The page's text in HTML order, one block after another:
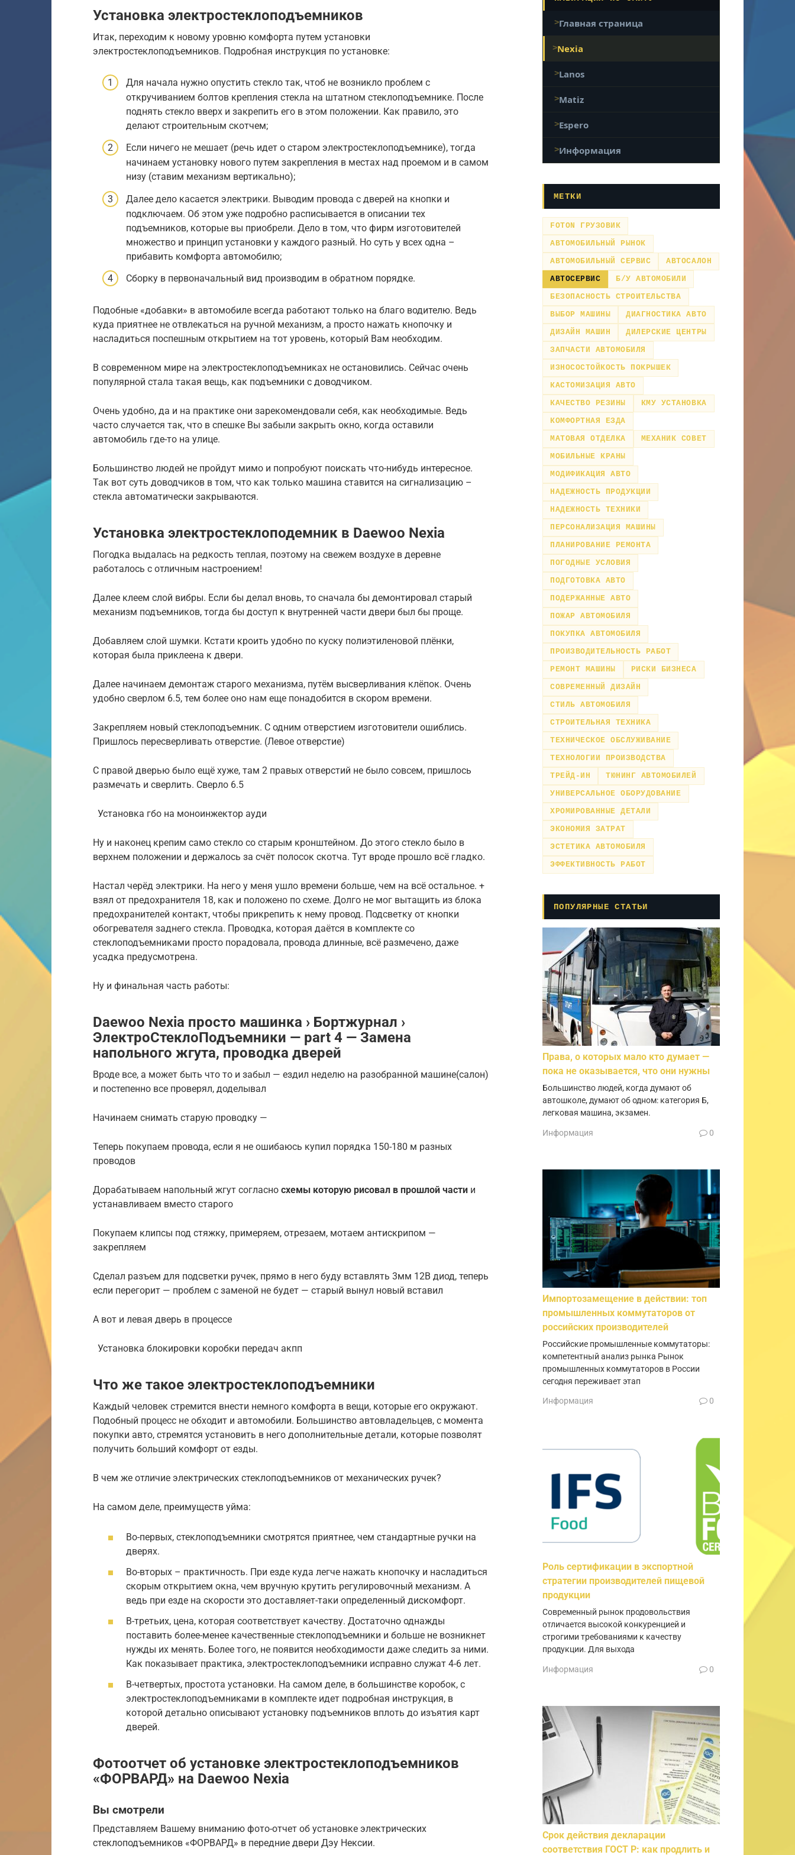
Установка электростеклоподъемников
Итак, переходим к новому уровню комфорта путем установки
электростеклоподъемников. Подробная инструкция по установке:
Для начала нужно опустить стекло так, чтоб не возникло проблем с
откручиванием болтов крепления стекла на штатном стеклоподъемнике. После
поднять стекло вверх и закрепить его в этом положении. Как правило, это
делают строительным скотчем;
Если ничего не мешает (речь идет о старом электростеклоподъемнике), тогда
начинаем установку нового путем закрепления в местах над проемом и в самом
низу (ставим механизм вертикально);
Далее дело касается электрики. Выводим провода с дверей на кнопки и
подключаем. Об этом уже подробно расписывается в описании тех
подъемников, которые вы приобрели. Дело в том, что фирм изготовителей
множество и принцип установки у каждого разный. Но суть у всех одна –
прибавить комфорта автомобилю;
Сборку в первоначальный вид производим в обратном порядке.
Подобные «добавки» в автомобиле всегда работают только на благо водителю. Ведь
куда приятнее не отвлекаться на ручной механизм, а просто нажать кнопочку и
насладиться поспешным открытием на тот уровень, который Вам необходим.
В современном мире на электростеклоподъемниках не остановились. Сейчас очень
популярной стала такая вещь, как подъемники с доводчиком.
Очень удобно, да и на практике они зарекомендовали себя, как необходимые. Ведь
часто случается так, что в спешке Вы забыли закрыть окно, когда оставили
автомобиль где-то на улице.
Большинство людей не пройдут мимо и попробуют поискать что-нибудь интересное.
Так вот суть доводчиков в том, что как только машина ставится на сигнализацию –
стекла автоматически закрываются.
Установка электростеклоподемник в Daewoo Nexia
Погодка выдалась на редкость теплая, поэтому на свежем воздухе в деревне
работалось с отличным настроением!
Далее клеем слой вибры. Если бы делал вновь, то сначала бы демонтировал старый
механизм подъемников, тогда бы доступ к внутренней части двери был бы проще.
Добавляем слой шумки. Кстати кроить удобно по куску полиэтиленовой плёнки,
которая была приклеена к двери.
Далее начинаем демонтаж старого механизма, путём высверливания клёпок. Очень
удобно сверлом 6.5, тем более оно нам еще понадобится в скором времени.
Закрепляем новый стеклоподъемник. С одним отверстием изготовители ошиблись.
Пришлось пересверливать отверстие. (Левое отверстие)
С правой дверью было ещё хуже, там 2 правых отверстий не было совсем, пришлось
размечать и сверлить. Сверло 6.5
Установка гбо на моноинжектор ауди
Ну и наконец крепим само стекло со старым кронштейном. До этого стекло было в
верхнем положении и держалось за счёт полосок скотча. Тут вроде прошло всё гладко.
Настал черёд электрики. На него у меня ушло времени больше, чем на всё остальное. +
взял от предохранителя 18, как и положено по схеме. Долго не мог вытащить из блока
предохранителей контакт, чтобы прикрепить к нему провод. Подсветку от кнопки
обогревателя заднего стекла. Проводка, которая даётся в комплекте со
стеклоподъемниками просто порадовала, провода длинные, всё размечено, даже
усадка предусмотрена.
Ну и финальная часть работы:
Daewoo Nexia просто машинка › Бортжурнал ›
ЭлектроСтеклоПодъемники — part 4 — Замена
напольного жгута, проводка дверей
Вроде все, а может быть что то и забыл — ездил неделю на разобранной машине(салон)
и постепенно все проверял, доделывал
Начинаем снимать старую проводку —
Теперь покупаем провода, если я не ошибаюсь купил порядка 150-180 м разных
проводов
Дорабатываем напольный жгут согласно схемы которую рисовал в прошлой части и
устанавливаем вместо старого
Покупаем клипсы под стяжку, примеряем, отрезаем, мотаем антискрипом —
закрепляем
Сделал разъем для подсветки ручек, прямо в него буду вставлять 3мм 12В диод, теперь
если перегорит — проблем с заменой не будет — старый вынул новый вставил
А вот и левая дверь в процессе
Установка блокировки коробки передач акпп
Что же такое электростеклоподъемники
Каждый человек стремится внести немного комфорта в вещи, которые его окружают.
Подобный процесс не обходит и автомобили. Большинство автовладельцев, с момента
покупки авто, стремятся установить в него дополнительные детали, которые позволят
получить больший комфорт от езды.
В чем же отличие электрических стеклоподъемников от механических ручек?
На самом деле, преимуществ уйма:
Во-первых, стеклоподъемники смотрятся приятнее, чем стандартные ручки на
дверях.
Во-вторых – практичность. При езде куда легче нажать кнопочку и насладиться
скорым открытием окна, чем вручную крутить регулировочный механизм. А
ведь при езде на скорости это доставляет-таки определенный дискомфорт.
В-третьих, цена, которая соответствует качеству. Достаточно однажды
поставить более-менее качественные стеклоподъемники и больше не возникнет
нужды их менять. Более того, не появится необходимости даже следить за ними.
Как показывает практика, электростеклоподъемники исправно служат 4-6 лет.
В-четвертых, простота установки. На самом деле, в большинстве коробок, с
электростеклоподъемниками в комплекте идет подробная инструкция, в
которой детально описывают установку подъемников вплоть до изъятия карт
дверей.
Фотоотчет об установке электростеклоподъемников
«ФОРВАРД» на Daewoo Nexia
Вы смотрели
Представляем Вашему вниманию фото-отчет об установке электрических
стеклоподъемников «ФОРВАРД» в передние двери Дэу Нексии.
Главная страница
Nexia
Lanos
Matiz
Espero
Информация
МЕТКИ
FOTON ГРУЗОВИК
АВТОМОБИЛЬНЫЙ РЫНОК
АВТОМОБИЛЬНЫЙ СЕРВИС
АВТОСАЛОН
АВТОСЕРВИС
Б/У АВТОМОБИЛИ
БЕЗОПАСНОСТЬ СТРОИТЕЛЬСТВА
ВЫБОР МАШИНЫ
ДИАГНОСТИКА АВТО
ДИЗАЙН МАШИН
ДИЛЕРСКИЕ ЦЕНТРЫ
ЗАПЧАСТИ АВТОМОБИЛЯ
ИЗНОСОСТОЙКОСТЬ ПОКРЫШЕК
КАСТОМИЗАЦИЯ АВТО
КАЧЕСТВО РЕЗИНЫ
КМУ УСТАНОВКА
КОМФОРТНАЯ ЕЗДА
МАТОВАЯ ОТДЕЛКА
МЕХАНИК СОВЕТ
МОБИЛЬНЫЕ КРАНЫ
МОДИФИКАЦИЯ АВТО
НАДЕЖНОСТЬ ПРОДУКЦИИ
НАДЕЖНОСТЬ ТЕХНИКИ
ПЕРСОНАЛИЗАЦИЯ МАШИНЫ
ПЛАНИРОВАНИЕ РЕМОНТА
ПОГОДНЫЕ УСЛОВИЯ
ПОДГОТОВКА АВТО
ПОДЕРЖАННЫЕ АВТО
ПОЖАР АВТОМОБИЛЯ
ПОКУПКА АВТОМОБИЛЯ
ПРОИЗВОДИТЕЛЬНОСТЬ РАБОТ
РЕМОНТ МАШИНЫ
РИСКИ БИЗНЕСА
СОВРЕМЕННЫЙ ДИЗАЙН
СТИЛЬ АВТОМОБИЛЯ
СТРОИТЕЛЬНАЯ ТЕХНИКА
ТЕХНИЧЕСКОЕ ОБСЛУЖИВАНИЕ
ТЕХНОЛОГИИ ПРОИЗВОДСТВА
ТРЕЙД-ИН
ТЮНИНГ АВТОМОБИЛЕЙ
УНИВЕРСАЛЬНОЕ ОБОРУДОВАНИЕ
ХРОМИРОВАННЫЕ ДЕТАЛИ
ЭКОНОМИЯ ЗАТРАТ
ЭСТЕТИКА АВТОМОБИЛЯ
ЭФФЕКТИВНОСТЬ РАБОТ
ПОПУЛЯРНЫЕ СТАТЬИ
Права, о которых мало кто думает —
пока не оказывается, что они нужны
Большинство людей, когда думают об
автошколе, думают об одном: категория Б,
легковая машина, экзамен.
Информация 0
Импортозамещение в действии: топ
промышленных коммутаторов от
российских производителей
Российские промышленные коммутаторы:
компетентный анализ рынка Рынок
промышленных коммутаторов в России
сегодня переживает этап
Информация 0
Роль сертификации в экспортной
стратегии производителей пищевой
продукции
Современный рынок продовольствия
отличается высокой конкуренцией и
строгими требованиями к качеству
продукции. Для выхода
Информация 0
Срок действия декларации
соответствия ГОСТ Р: как продлить и